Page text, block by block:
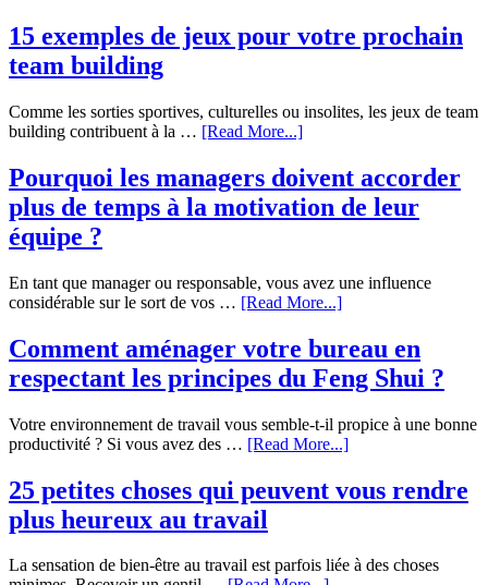
15 exemples de jeux pour votre prochain
team building
Comme les sorties sportives, culturelles ou insolites, les jeux de team
building contribuent à la … [Read More...]
Pourquoi les managers doivent accorder
plus de temps à la motivation de leur
équipe ?
En tant que manager ou responsable, vous avez une influence
considérable sur le sort de vos … [Read More...]
Comment aménager votre bureau en
respectant les principes du Feng Shui ?
Votre environnement de travail vous semble-t-il propice à une bonne
productivité ? Si vous avez des … [Read More...]
25 petites choses qui peuvent vous rendre
plus heureux au travail
La sensation de bien-être au travail est parfois liée à des choses